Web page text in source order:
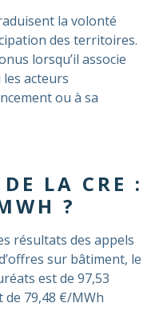
la volonté
des territoires.
lorsqu’il associe
acteurs
ou à sa
LA CRE :
?
résultats des appels
sur bâtiment, le
est de 97,53
de 79,48 €/MWh